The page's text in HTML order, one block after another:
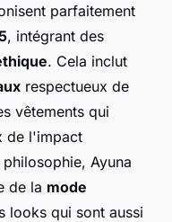
parfaitement
, intégrant des
. Cela inclut
respectueux de
vêtements qui
de l'impact
Ayuna
de la mode
looks qui sont aussi